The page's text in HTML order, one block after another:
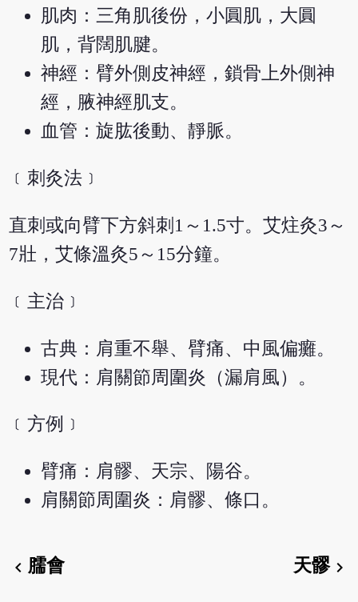
肌肉：三角肌後份，小圓肌，大圓
肌，背闊肌腱。
神經：臂外側皮神經，鎖骨上外側神
經，腋神經肌支。
血管：旋肱後動、靜脈。
﹝刺灸法﹞
直刺或向臂下方斜刺1～1.5寸。艾炷灸3～
7壯，艾條溫灸5～15分鐘。
﹝主治﹞
古典：肩重不舉、臂痛、中風偏癱。
現代：肩關節周圍炎（漏肩風）。
﹝方例﹞
臂痛：肩髎、天宗、陽谷。
肩關節周圍炎：肩髎、條口。
chevron_left臑會 天髎chevron_right